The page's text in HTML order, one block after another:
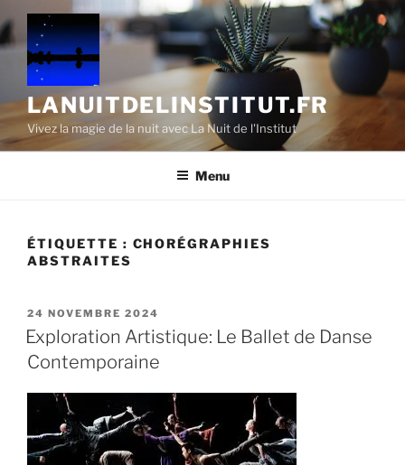
Aller
au
contenu
principal
LANUITDELINSTITUT.FR
Vivez la magie de la nuit avec La Nuit de l'Institut
Menu
ÉTIQUETTE : CHORÉGRAPHIES
ABSTRAITES
PUBLIÉ
LE
24 NOVEMBRE 2024
Exploration Artistique: Le Ballet de Danse
Contemporaine